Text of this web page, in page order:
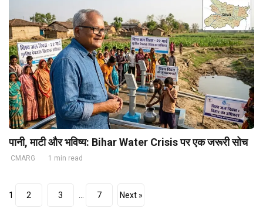
पानी, माटी और भविष्य: Bihar Water Crisis पर एक जरूरी सोच
CMARG 1 min read
1 2 3 … 7 Next »